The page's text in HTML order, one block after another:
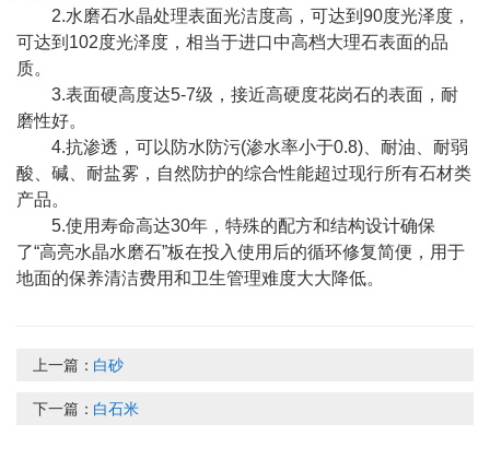
2.水磨石水晶处理表面光洁度高，可达到90度光泽度，
可达到102度光泽度，相当于进口中高档大理石表面的品
质。
3.表面硬高度达5-7级，接近高硬度花岗石的表面，耐
磨性好。
4.抗渗透，可以防水防污(渗水率小于0.8)、耐油、耐弱
酸、碱、耐盐雾，自然防护的综合性能超过现行所有石材类
产品。
5.使用寿命高达30年，特殊的配方和结构设计确保
了“高亮水晶水磨石”板在投入使用后的循环修复简便，用于
地面的保养清洁费用和卫生管理难度大大降低。
上一篇： 白砂
下一篇： 白石米